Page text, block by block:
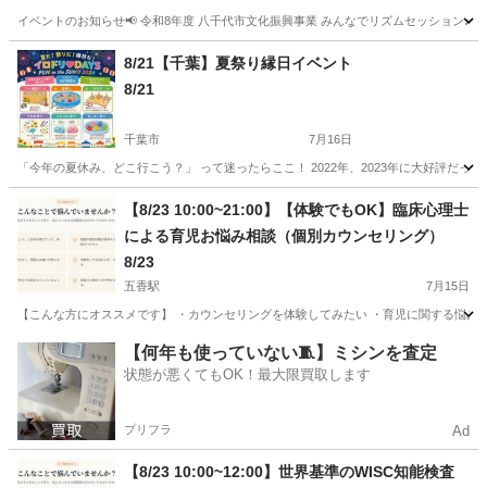
イベントのお知らせ📢 令和8年度 八千代市文化振興事業 みんなでリズムセッショ
千葉 八千代市 八千代台駅 育児 打楽器
8/21【千葉】夏祭り縁日イベント
8/21
千葉市 7月16日
「今年の夏休み、どこ行こう？」 って迷ったらここ！ 2022年、2023年に大好評だ
千葉市
【8/23 10:00~21:00】【体験でもOK】臨床心理士
による育児お悩み相談（個別カウンセリング）
8/23
五香駅 7月15日
【こんな方にオススメです】 ・カウンセリングを体験してみたい ・育児に関する悩
千葉 松戸市 五香駅 育児 オンライン
【何年も使っていない🧵】ミシンを査定
状態が悪くてもOK！最大限買取します
プリフラ Ad
【8/23 10:00~12:00】世界基準のWISC知能検査